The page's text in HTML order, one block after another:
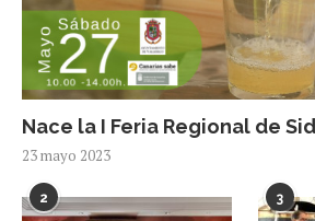
Nace la I Feria Regional de
23 mayo 2023
2 3